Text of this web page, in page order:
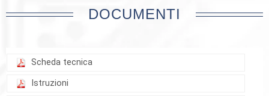
DOCUMENTI
Scheda tecnica
Istruzioni